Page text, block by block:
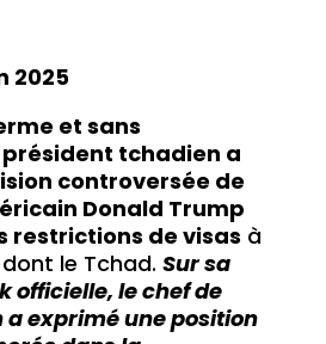
2025
et sans
tchadien a
controversée de
Donald Trump
restrictions de visas à
le Tchad. Sur sa
officielle, le chef de
a exprimé une position